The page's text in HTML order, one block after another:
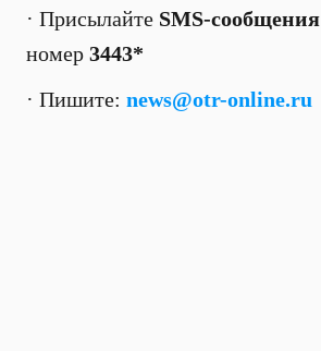
· Присылайте SMS-сообщения
номер 3443*
· Пишите: news@otr-online.ru